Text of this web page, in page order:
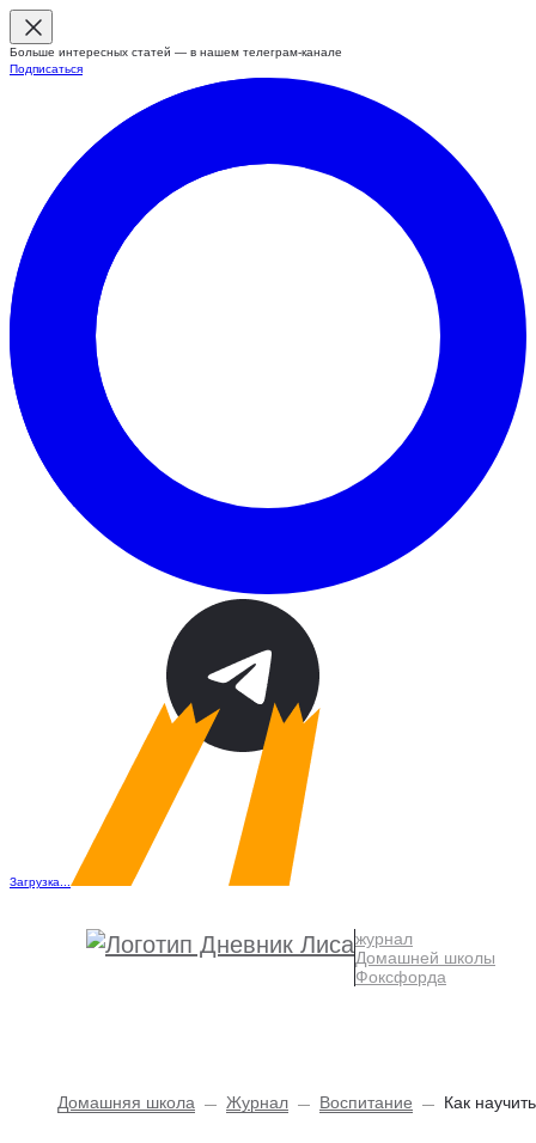
Больше интересных статей — в нашем телеграм-канале
Подписаться
Загрузка...
журнал
Домашней школы
Фоксфорда
Домашняя школа Журнал Воспитание Как